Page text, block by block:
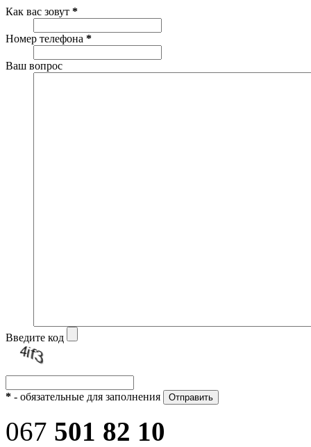
Как вас зовут *
Номер телефона *
Ваш вопрос
Введите код
* - обязательные для заполнения
067 501 82 10